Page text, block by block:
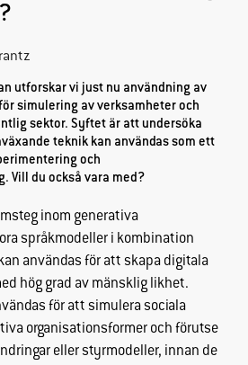
utforskar vi just nu användning av
simulering av verksamheter och
sektor. Syftet är att undersöka
teknik kan användas som ett
och
Vill du också vara med?
inom generativa
språkmodeller i kombination
användas för att skapa digitala
hög grad av mänsklig likhet.
för att simulera sociala
organisationsformer och förutse
eller styrmodeller, innan de